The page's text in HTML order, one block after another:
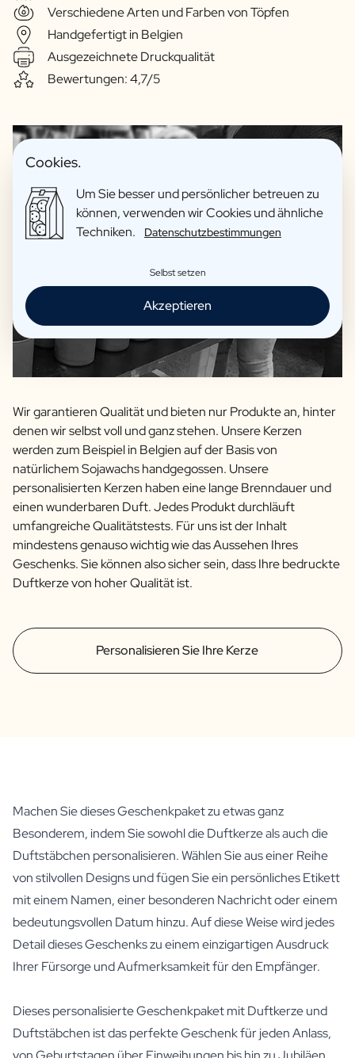
Verschiedene Arten und Farben von Töpfen
Handgefertigt in Belgien
Ausgezeichnete Druckqualität
Bewertungen: 4,7/5
Personalisieren Sie Ihre Kerze
Wir garantieren Qualität und bieten nur Produkte an, hinter
denen wir selbst voll und ganz stehen. Unsere Kerzen
werden zum Beispiel in Belgien auf der Basis von
natürlichem Sojawachs handgegossen. Unsere
personalisierten Kerzen haben eine lange Brenndauer und
einen wunderbaren Duft. Jedes Produkt durchläuft
umfangreiche Qualitätstests. Für uns ist der Inhalt
mindestens genauso wichtig wie das Aussehen Ihres
Geschenks. Sie können also sicher sein, dass Ihre bedruckte
Duftkerze von hoher Qualität ist.
Machen Sie dieses Geschenkpaket zu etwas ganz
Besonderem, indem Sie sowohl die Duftkerze als auch die
Duftstäbchen personalisieren. Wählen Sie aus einer Reihe
von stilvollen Designs und fügen Sie ein persönliches Etikett
mit einem Namen, einer besonderen Nachricht oder einem
bedeutungsvollen Datum hinzu. Auf diese Weise wird jedes
Detail dieses Geschenks zu einem einzigartigen Ausdruck
Ihrer Fürsorge und Aufmerksamkeit für den Empfänger.
Dieses personalisierte Geschenkpaket mit Duftkerze und
Duftstäbchen ist das perfekte Geschenk für jeden Anlass,
Cookies.
Um Sie besser und persönlicher betreuen zu
können, verwenden wir Cookies und ähnliche
Techniken.
Datenschutzbestimmungen
Selbst setzen
Akzeptieren